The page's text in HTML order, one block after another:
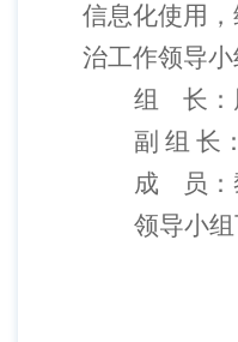
信息化使用
治工作领导小
组
长：
副 组 长
成
员
领导小